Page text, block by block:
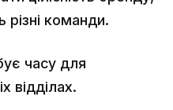
різні команди.
часу для
відділах.